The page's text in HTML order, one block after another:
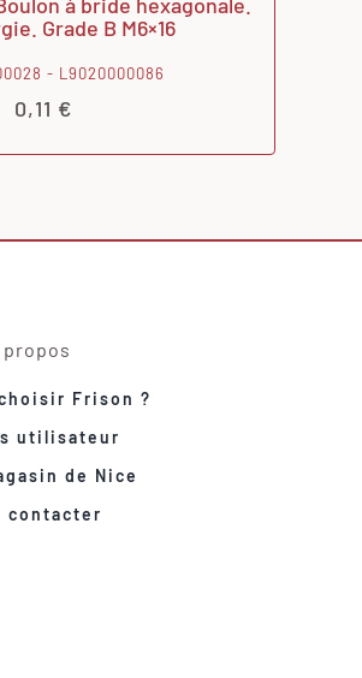
Grade B M6×16
- L9020000086
0,11 €
propos
Frison ?
utilisateur
de Nice
contacter